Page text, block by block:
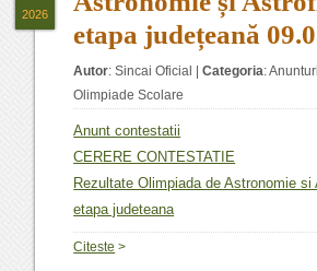
etapa județeană
Autor:Sincai Oficial |Categoria:
Olimpiade Scolare
Anunt contestatii
CERERE CONTESTATIE
Rezultate Olimpiada de Astronomie
etapa judeteana
Citeste >
2026